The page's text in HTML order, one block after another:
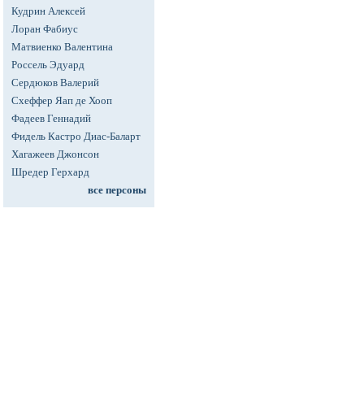
Кудрин Алексей
Лоран Фабиус
Матвиенко Валентина
Россель Эдуард
Сердюков Валерий
Схеффер Яап де Хооп
Фадеев Геннадий
Фидель Кастро Диас-Баларт
Хагажеев Джонсон
Шредер Герхард
все персоны